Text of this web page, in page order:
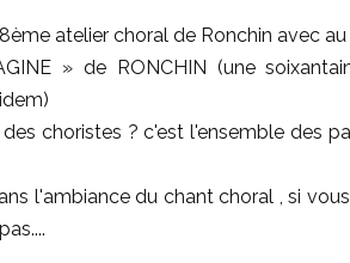
atelier choral de Ronchin avec
» de RONCHIN (une
choristes ? c'est l'ensemble des
l'ambiance du chant choral , si